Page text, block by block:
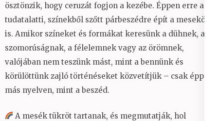
ösztönzik, hogy ceruzát fogjon a kezébe. Éppen erre a
tudatalatti, színekből szőtt párbeszédre épít a mesekör
is. Amikor színeket és formákat keresünk a dühnek, a
szomorúságnak, a félelemnek vagy az örömnek,
valójában nem teszünk mást, mint a bennünk és
körülöttünk zajló történéseket közvetítjük – csak épp
más nyelven, mint a beszéd.
A mesék tükröt tartanak, és megmutatják, hol